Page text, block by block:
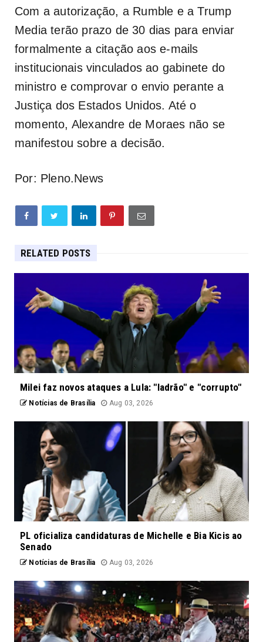
Com a autorização, a Rumble e a Trump
Media terão prazo de 30 dias para enviar
formalmente a citação aos e-mails
institucionais vinculados ao gabinete do
ministro e comprovar o envio perante a
Justiça dos Estados Unidos. Até o
momento, Alexandre de Moraes não se
manifestou sobre a decisão.
Por: Pleno.News
RELATED POSTS
Milei faz novos ataques a Lula: "ladrão" e "corrupto"
Notícias de Brasília Aug 03, 2026
PL oficializa candidaturas de Michelle e Bia Kicis ao
Senado
Notícias de Brasília Aug 03, 2026